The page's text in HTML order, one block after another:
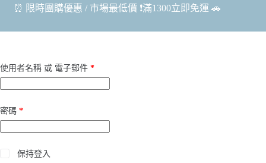
⏰ 限時團購優惠 / 市場最低價 ❗️滿1300立即免運 🚗
使用者名稱 或 電子郵件 *
密碼 *
保持登入